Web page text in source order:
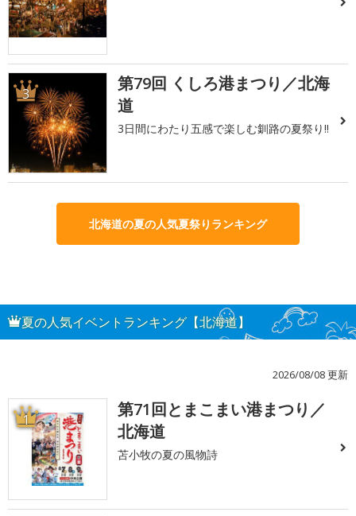
3
第79回 くしろ港まつり／北海
道
3日間にわたり五感で楽しむ釧路の夏祭り!!
北海道の夏の人気夏祭りランキング
夏の人気イベントランキング【北海道】
2026/08/08 更新
1
第71回とまこまい港まつり／
北海道
苫小牧の夏の風物詩